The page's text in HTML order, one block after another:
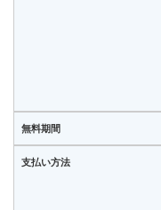
無料期間
支払い方法